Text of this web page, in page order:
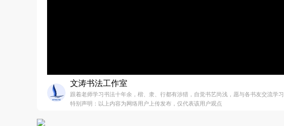
文涛书法工作室
跟着老师学习书法十年余，楷、隶、行都有涉猎，自觉书艺尚浅，愿与各书友交流学习
特别声明：以上内容为网络用户上传发布，仅代表该用户观点